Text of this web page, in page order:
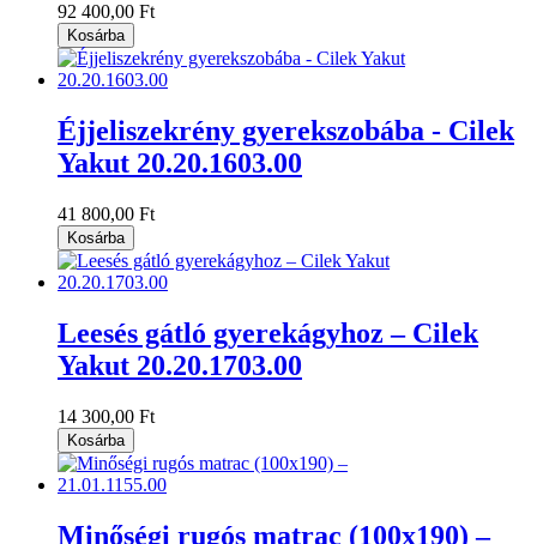
92 400,00 Ft
Kosárba
Éjjeliszekrény gyerekszobába - Cilek
Yakut 20.20.1603.00
41 800,00 Ft
Kosárba
Leesés gátló gyerekágyhoz – Cilek
Yakut 20.20.1703.00
14 300,00 Ft
Kosárba
Minőségi rugós matrac (100x190) –